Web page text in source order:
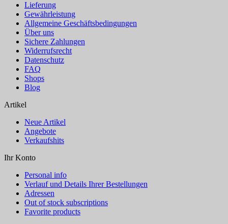
Lieferung
Gewährleistung
Allgemeine Geschäftsbedingungen
Über uns
Sichere Zahlungen
Widerrufsrecht
Datenschutz
FAQ
Shops
Blog
Artikel
Neue Artikel
Angebote
Verkaufshits
Ihr Konto
Personal info
Verlauf und Details Ihrer Bestellungen
Adressen
Out of stock subscriptions
Favorite products